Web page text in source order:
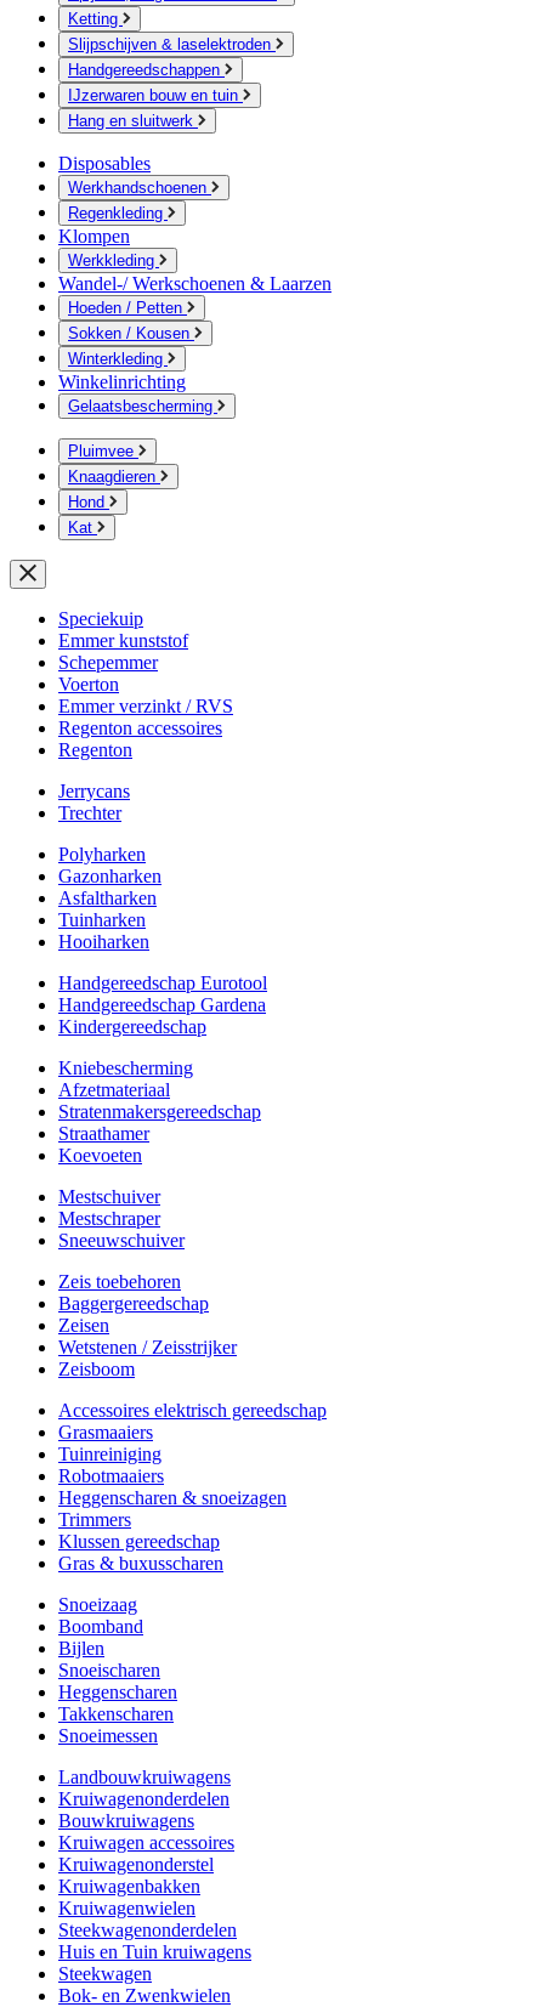
Ketting
Slijpschijven & laselektroden
Handgereedschappen
IJzerwaren bouw en tuin
Hang en sluitwerk
Disposables
Werkhandschoenen
Regenkleding
Klompen
Werkkleding
Wandel-/ Werkschoenen & Laarzen
Hoeden / Petten
Sokken / Kousen
Winterkleding
Winkelinrichting
Gelaatsbescherming
Pluimvee
Knaagdieren
Hond
Kat
Speciekuip
Emmer kunststof
Schepemmer
Voerton
Emmer verzinkt / RVS
Regenton accessoires
Regenton
Jerrycans
Trechter
Polyharken
Gazonharken
Asfaltharken
Tuinharken
Hooiharken
Handgereedschap Eurotool
Handgereedschap Gardena
Kindergereedschap
Kniebescherming
Afzetmateriaal
Stratenmakersgereedschap
Straathamer
Koevoeten
Mestschuiver
Mestschraper
Sneeuwschuiver
Zeis toebehoren
Baggergereedschap
Zeisen
Wetstenen / Zeisstrijker
Zeisboom
Accessoires elektrisch gereedschap
Grasmaaiers
Tuinreiniging
Robotmaaiers
Heggenscharen & snoeizagen
Trimmers
Klussen gereedschap
Gras & buxusscharen
Snoeizaag
Boomband
Bijlen
Snoeischaren
Heggenscharen
Takkenscharen
Snoeimessen
Landbouwkruiwagens
Kruiwagenonderdelen
Bouwkruiwagens
Kruiwagen accessoires
Kruiwagenonderstel
Kruiwagenbakken
Kruiwagenwielen
Steekwagenonderdelen
Huis en Tuin kruiwagens
Steekwagen
Bok- en Zwenkwielen